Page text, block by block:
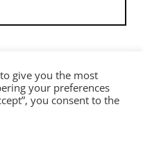
64850 Schaafheim
give you the most
your preferences
you consent to the